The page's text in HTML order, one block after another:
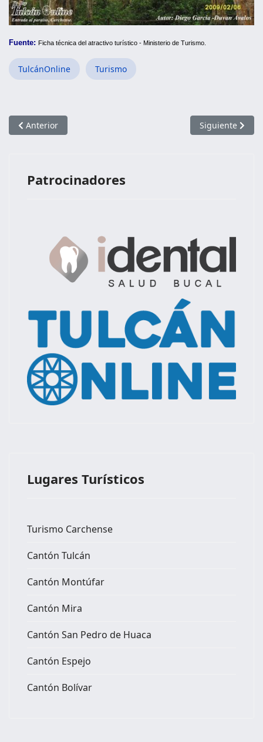
Fuente: Ficha técnica del atractivo turístico - Ministerio de Turismo.
TulcánOnline Turismo
Artículo anterior: Cascada de Guadir
Anterior Artículo
Siguiente
Patrocinadores
Lugares Turísticos
Turismo Carchense
Cantón Tulcán
Cantón Montúfar
Cantón Mira
Cantón San Pedro de Huaca
Cantón Espejo
Cantón Bolívar